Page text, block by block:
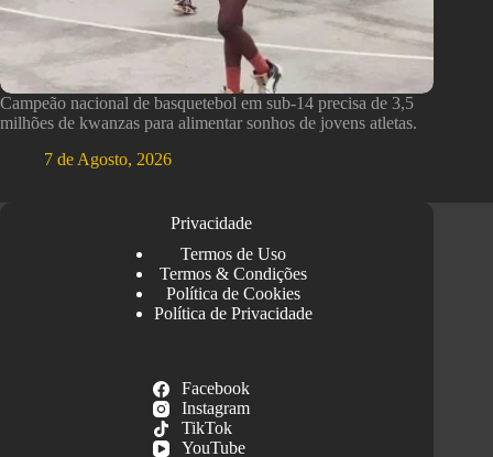
Campeão nacional de basquetebol em sub-14 precisa de 3,5
milhões de kwanzas para alimentar sonhos de jovens atletas.
7 de Agosto, 2026
Privacidade
Termos de Uso
Termos & Condições
Política de Cookies
Política de Privacidade
Facebook
Instagram
TikTok
YouTube